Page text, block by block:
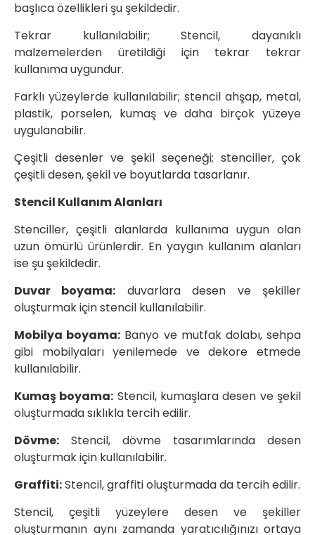
başlıca özellikleri şu şekildedir.
Tekrar kullanılabilir; Stencil, dayanıklı
malzemelerden üretildiği için tekrar tekrar
kullanıma uygundur.
Farklı yüzeylerde kullanılabilir; stencil ahşap, metal,
plastik, porselen, kumaş ve daha birçok yüzeye
uygulanabilir.
Çeşitli desenler ve şekil seçeneği; stenciller, çok
çeşitli desen, şekil ve boyutlarda tasarlanır.
Stencil Kullanım Alanları
Stenciller, çeşitli alanlarda kullanıma uygun olan
uzun ömürlü ürünlerdir. En yaygın kullanım alanları
ise şu şekildedir.
Duvar boyama: duvarlara desen ve şekiller
oluşturmak için stencil kullanılabilir.
Mobilya boyama: Banyo ve mutfak dolabı, sehpa
gibi mobilyaları yenilemede ve dekore etmede
kullanılabilir.
Kumaş boyama: Stencil, kumaşlara desen ve şekil
oluşturmada sıklıkla tercih edilir.
Dövme: Stencil, dövme tasarımlarında desen
oluşturmak için kullanılabilir.
Graffiti:Stencil, graffiti oluşturmada da tercih edilir.
Stencil, çeşitli yüzeylere desen ve şekiller
oluşturmanın aynı zamanda yaratıcılığınızı ortaya